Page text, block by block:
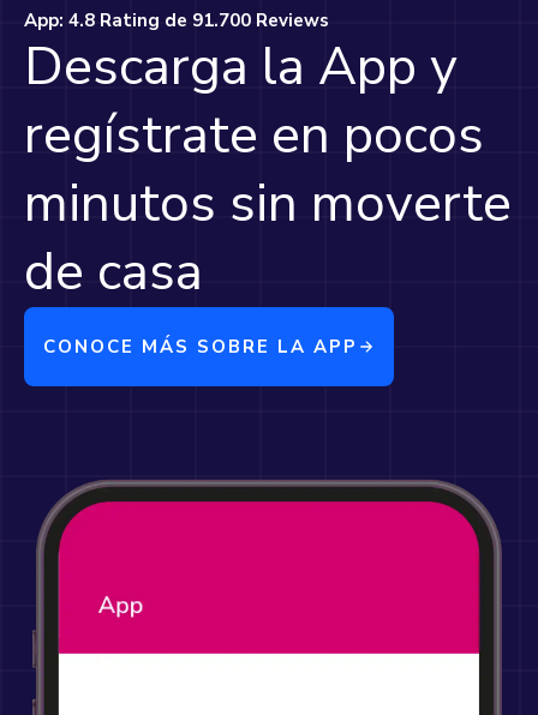
App: 4.8 Rating de 91.700 Reviews
Descarga la App y
regístrate en pocos
minutos sin moverte
de casa
CONOCE MÁS SOBRE LA APP